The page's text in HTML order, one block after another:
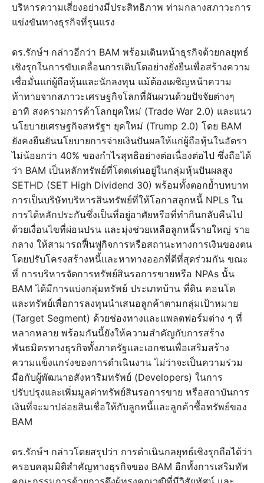
บริหารความเสี่ยงอย่างมีประสิทธิภาพ ท่ามกลางสภาวะการ
แข่งขันทางธุรกิจที่รุนแรง
ดร.รักษ์ฯ กล่าวอีกว่า BAM พร้อมเดินหน้าธุรกิจด้วยกลยุทธ์
เชิงรุกในการขับเคลื่อนการเติบโตอย่างยั่งยืนเพื่อสร้างความ
เชื่อมั่นแก่ผู้ถือหุ้นและนักลงทุน แม้ต้องเผชิญหน้าความ
ท้าทายจากสภาวะเศรษฐกิจโลกที่ผันผวนด้วยปัจจัยต่างๆ
อาทิ สงครามการค้าโลกยุคใหม่ (Trade War 2.0) และแนว
นโยบายเศรษฐกิจสหรัฐฯ ยุคใหม่ (Trump 2.0) โดย BAM
ยังคงยืนยันนโยบายการจ่ายเงินปันผลให้แก่ผู้ถือหุ้นในอัตรา
ไม่น้อยกว่า 40% ของกำไรสุทธิอย่างต่อเนื่องต่อไป ซึ่งถือได้
ว่า BAM เป็นหลักทรัพย์ที่โดดเด่นอยู่ในกลุ่มหุ้นปันผลสูง
SETHD (SET High Dividend 30) พร้อมทั้งตอกย้ำบทบาท
การเป็นบริษัทบริหารสินทรัพย์ที่ให้โอกาสลูกหนี้ NPLs ใน
การได้หลักประกันซึ่งเป็นที่อยู่อาศัยหรือที่ทำกินกลับคืนไป
ด้วยเงื่อนไขที่ผ่อนปรน และมุ่งช่วยเหลือลูกหนี้รายใหญ่ ราย
กลาง ให้สามารถฟื้นฟูกิจการหรือสถานะทางการเงินของตน
โดยปรับโครงสร้างหนี้และหาทางออกที่ดีที่สุดร่วมกัน ขณะ
ที่ การบริหารจัดการทรัพย์สินรอการขายหรือ NPAs นั้น
BAM ได้มีการแบ่งกลุ่มทรัพย์ ประเภทบ้าน ที่ดิน คอนโด
และทรัพย์เพื่อการลงทุนนำเสนอลูกค้าตามกลุ่มเป้าหมาย
(Target Segment) ด้วยช่องทางและแพลตฟอร์มต่าง ๆ ที่
หลากหลาย พร้อมกันนี้ยังให้ความสำคัญกับการสร้าง
พันธมิตรทางธุรกิจทั้งภาครัฐและเอกชนเพื่อเสริมสร้าง
ความแข็งแกร่งของการดำเนินงาน ไม่ว่าจะเป็นความร่วม
มือกับผู้พัฒนาอสังหาริมทรัพย์ (Developers) ในการ
ปรับปรุงและเพิ่มมูลค่าทรัพย์สินรอการขาย หรือสถาบันการ
เงินที่จะมาปล่อยสินเชื่อให้กับลูกหนี้และลูกค้าซื้อทรัพย์ของ
BAM
ดร.รักษ์ฯ กล่าวโดยสรุปว่า การดำเนินกลยุทธ์เชิงรุกถือได้ว่า
ครอบคลุมมิติสำคัญทางธุรกิจของ BAM อีกทั้งการเสริมทัพ